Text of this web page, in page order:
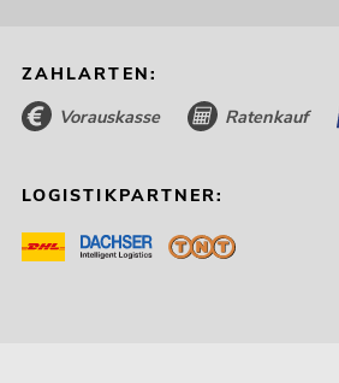
ZAHLARTEN:
Vorauskasse Ratenkauf
LOGISTIKPARTNER: